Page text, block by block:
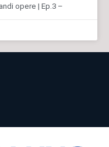
opere | Ep.3 –